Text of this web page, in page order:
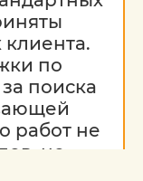
по
поиска
работ не
но